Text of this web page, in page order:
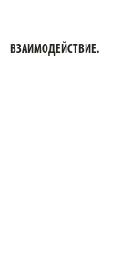
ВЗАИМОДЕЙСТВИЕ.